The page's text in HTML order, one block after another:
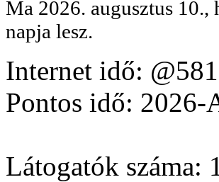
Ma 2026. augusztus 10.,
napja lesz.
Internet idő: @581
Pontos idő: 2026-
Látogatók száma: